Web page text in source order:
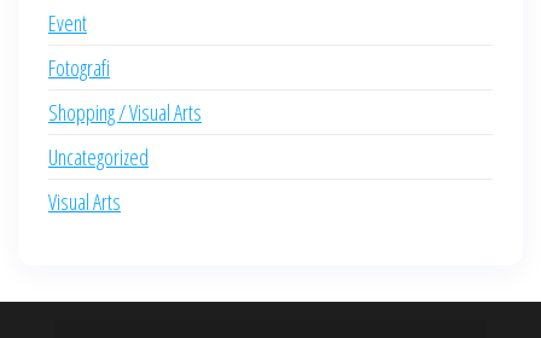
Event
Fotografi
Shopping / Visual Arts
Uncategorized
Visual Arts